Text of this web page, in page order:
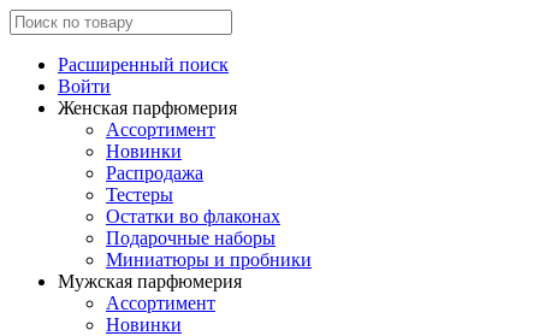
Расширенный поиск
Войти
Женская парфюмерия
Ассортимент
Новинки
Распродажа
Тестеры
Остатки во флаконах
Подарочные наборы
Миниатюры и пробники
Мужская парфюмерия
Ассортимент
Новинки